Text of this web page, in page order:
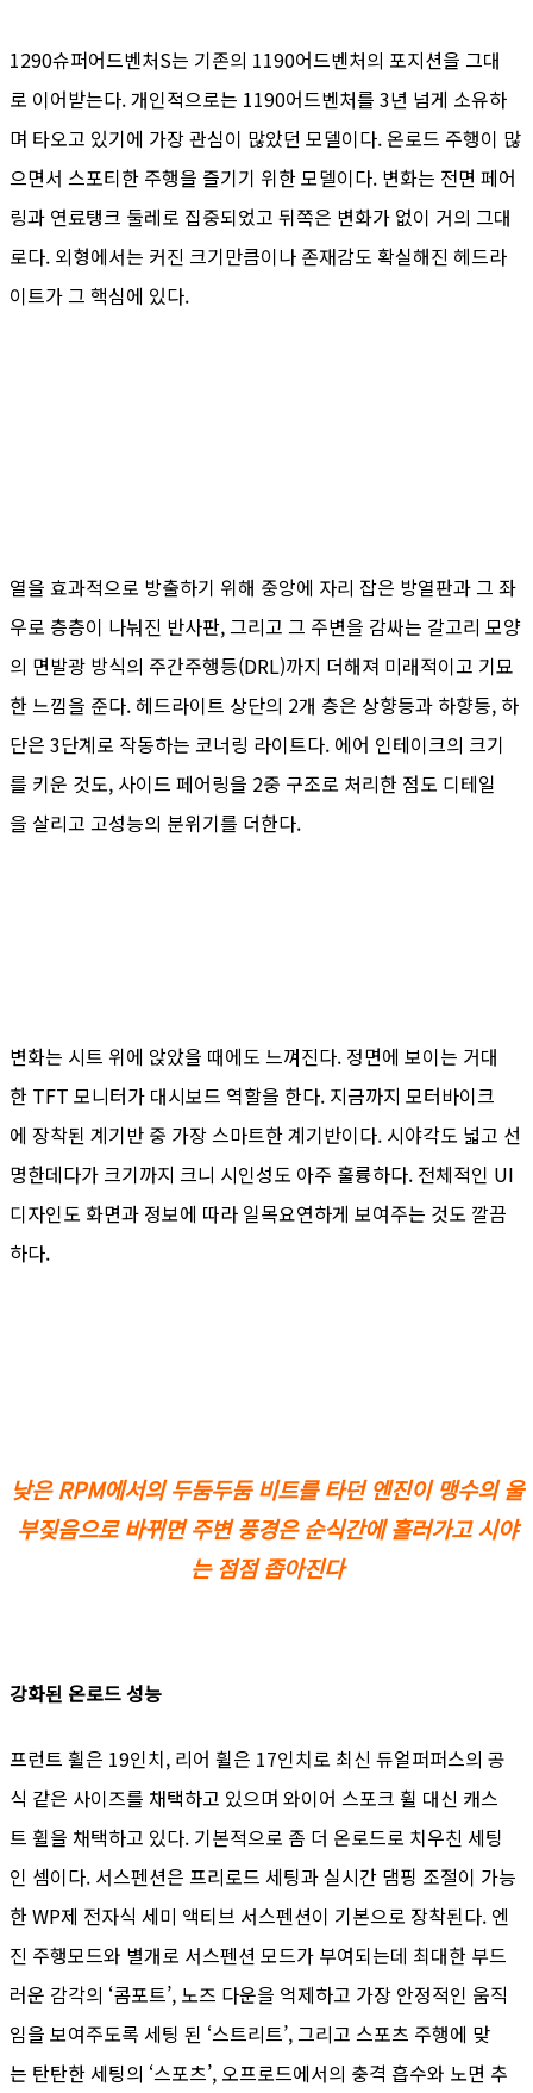
1290슈퍼어드벤처S는 기존의 1190어드벤처의 포지션을 그대
로 이어받는다. 개인적으로는 1190어드벤처를 3년 넘게 소유하
며 타오고 있기에 가장 관심이 많았던 모델이다. 온로드 주행이 많
으면서 스포티한 주행을 즐기기 위한 모델이다. 변화는 전면 페어
링과 연료탱크 둘레로 집중되었고 뒤쪽은 변화가 없이 거의 그대
로다. 외형에서는 커진 크기만큼이나 존재감도 확실해진 헤드라
이트가 그 핵심에 있다.
열을 효과적으로 방출하기 위해 중앙에 자리 잡은 방열판과 그 좌
우로 층층이 나눠진 반사판, 그리고 그 주변을 감싸는 갈고리 모양
의 면발광 방식의 주간주행등(DRL)까지 더해져 미래적이고 기묘
한 느낌을 준다. 헤드라이트 상단의 2개 층은 상향등과 하향등, 하
단은 3단계로 작동하는 코너링 라이트다. 에어 인테이크의 크기
를 키운 것도, 사이드 페어링을 2중 구조로 처리한 점도 디테일
을 살리고 고성능의 분위기를 더한다.
변화는 시트 위에 앉았을 때에도 느껴진다. 정면에 보이는 거대
한 TFT 모니터가 대시보드 역할을 한다. 지금까지 모터바이크
에 장착된 계기반 중 가장 스마트한 계기반이다. 시야각도 넓고 선
명한데다가 크기까지 크니 시인성도 아주 훌륭하다. 전체적인 UI
디자인도 화면과 정보에 따라 일목요연하게 보여주는 것도 깔끔
하다.
낮은 RPM에서의 두둠두둠 비트를 타던 엔진이 맹수의 울
부짖음으로 바뀌면 주변 풍경은 순식간에 흘러가고 시야
는 점점 좁아진다
강화된 온로드 성능
프런트 휠은 19인치, 리어 휠은 17인치로 최신 듀얼퍼퍼스의 공
식 같은 사이즈를 채택하고 있으며 와이어 스포크 휠 대신 캐스
트 휠을 채택하고 있다. 기본적으로 좀 더 온로드로 치우친 세팅
인 셈이다. 서스펜션은 프리로드 세팅과 실시간 댐핑 조절이 가능
한 WP제 전자식 세미 액티브 서스펜션이 기본으로 장착된다. 엔
진 주행모드와 별개로 서스펜션 모드가 부여되는데 최대한 부드
러운 감각의 ‘콤포트’, 노즈 다운을 억제하고 가장 안정적인 움직
임을 보여주도록 세팅 된 ‘스트리트’, 그리고 스포츠 주행에 맞
는 탄탄한 세팅의 ‘스포츠’, 오프로드에서의 충격 흡수와 노면 추